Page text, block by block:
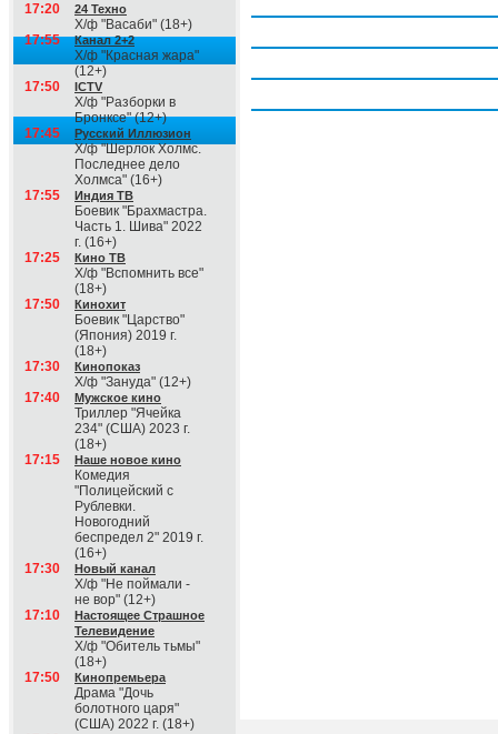
17:20 24 Техно
Х/ф "Васаби" (18+)
17:55
Канал 2+2
Х/ф "Красная жара"
(12+)
17:50
ICTV
Х/ф "Разборки в
Бронксе" (12+)
17:45
Русский Иллюзион
Х/ф "Шерлок Холмс.
Последнее дело
Холмса" (16+)
17:55
Индия ТВ
Боевик "Брахмастра.
Часть 1. Шива" 2022
г. (16+)
17:25
Кино ТВ
Х/ф "Вспомнить все"
(18+)
17:50
Кинохит
Боевик "Царство"
(Япония) 2019 г.
(18+)
17:30
Кинопоказ
Х/ф "Зануда" (12+)
17:40
Мужское кино
Триллер "Ячейка
234" (США) 2023 г.
(18+)
17:15
Наше новое кино
Комедия
"Полицейский с
Рублевки.
Новогодний
беспредел 2" 2019 г.
(16+)
17:30
Новый канал
Х/ф "Не поймали -
не вор" (12+)
17:10
Настоящее Страшное
Телевидение
Х/ф "Обитель тьмы"
(18+)
17:50
Кинопремьера
Драма "Дочь
болотного царя"
(США) 2022 г. (18+)